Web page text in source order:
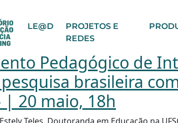
LE@D
PROJETOS E
REDES
Pedagógico de
brasileira
| 20 maio, 18h